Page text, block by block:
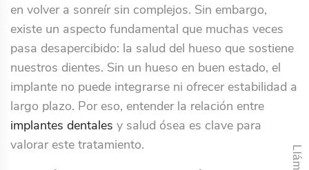
en volver a sonreír sin complejos. Sin embargo,
existe un aspecto fundamental que muchas veces
pasa desapercibido: la salud del hueso que sostiene
nuestros dientes. Sin un hueso en buen estado, el
implante no puede integrarse ni ofrecer estabilidad a
largo plazo. Por eso, entender la relación entre
implantes dentales y salud ósea es clave para
valorar este tratamiento.